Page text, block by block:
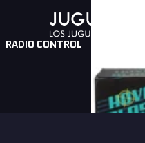
RADIO CONTROL